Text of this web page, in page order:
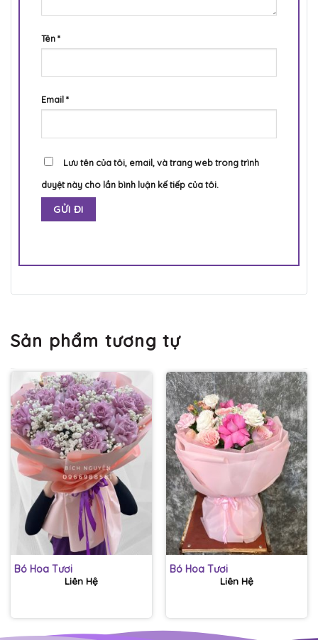
Tên*
Email*
Lưu tên của tôi, email, và trang web trong trình
duyệt này cho lần bình luận kế tiếp của tôi.
Sản phẩm tương tự
Bó Hoa Tươi
Liên Hệ
Bó Hoa Tươi
Liên Hệ